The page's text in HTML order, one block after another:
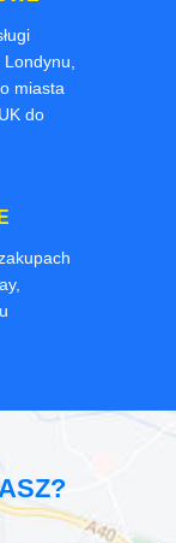
miasta
do